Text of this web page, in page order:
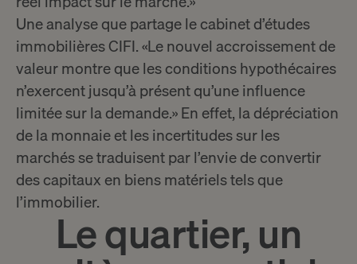
Une analyse que partage le cabinet d’études
immobilières CIFI. «Le nouvel accroissement de
valeur montre que les conditions hypothécaires
n’exercent jusqu’à présent qu’une influence
limitée sur la demande.» En effet, la dépréciation
de la monnaie et les incertitudes sur les
marchés se traduisent par l’envie de convertir
des capitaux en biens matériels tels que
l’immobilier.Le quartier, un